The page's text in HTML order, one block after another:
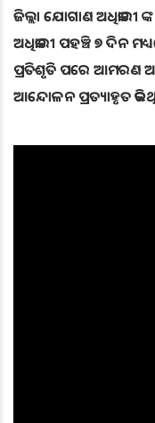
ଜିଲ୍ଲା ଯୋଗାଣ
ଅଧିକାରୀ ପହଞ୍ଚି ୭ ଦିନ
ପ୍ରତିଶୃତି ପରେ ଆମରଣ
ଆନ୍ଦୋଳନ ପ୍ରତ୍ୟାହୃତ